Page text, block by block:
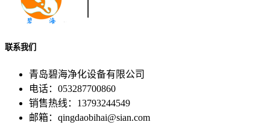
联系我们
青岛碧海净化设备有限公司
电话：053287700860
销售热线：13793244549
邮箱：qingdaobihai@sian.com